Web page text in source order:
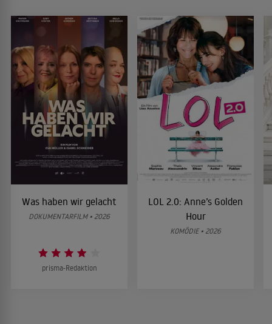
Was haben wir gelacht
DOKUMENTARFILM • 2026
prisma-Redaktion
LOL 2.0: Anne’s Golden
Hour
KOMÖDIE • 2026